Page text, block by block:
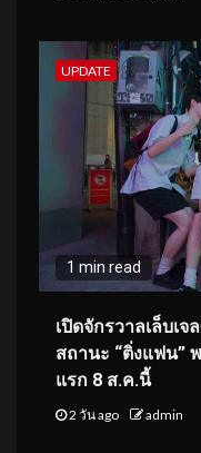
UPDATE
1 min read
เปิดจักรวาลเล็บเจ
สถานะ “ติ่งแฟน”
แรก 8 ส.ค.นี้
2 วัน ago admin